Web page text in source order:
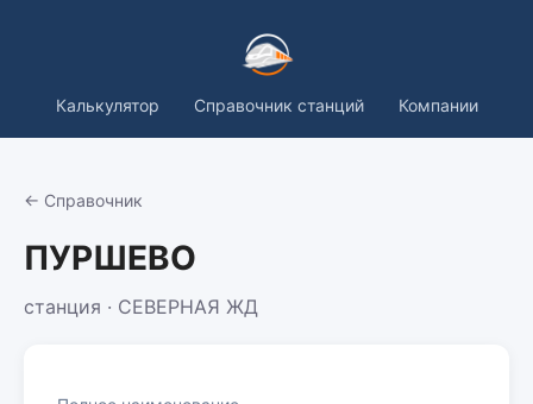
Калькулятор Справочник станций Компании
← Справочник
ПУРШЕВО
станция · СЕВЕРНАЯ ЖД